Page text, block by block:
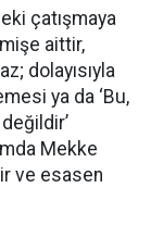
çatışmaya
aittir,
dolayısıyla
ya da ‘Bu,
Mekke
ve esasen